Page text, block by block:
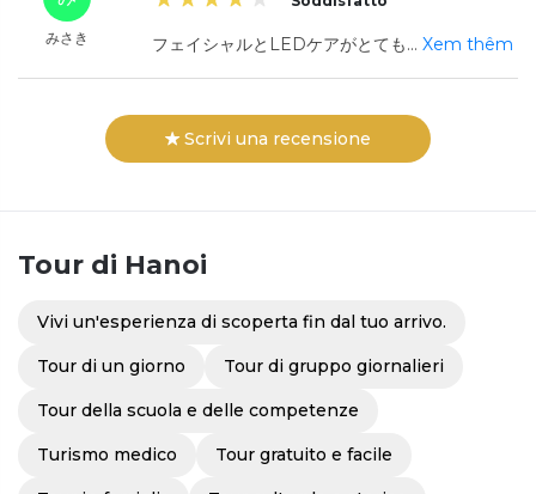
みさき フェイシャルとLEDケアがとても... Xem thêm
Scrivi una recensione
Tour di Hanoi
Vivi un'esperienza di scoperta fin dal tuo arrivo.
Tour di un giorno Tour di gruppo giornalieri
Tour della scuola e delle competenze
Turismo medico Tour gratuito e facile